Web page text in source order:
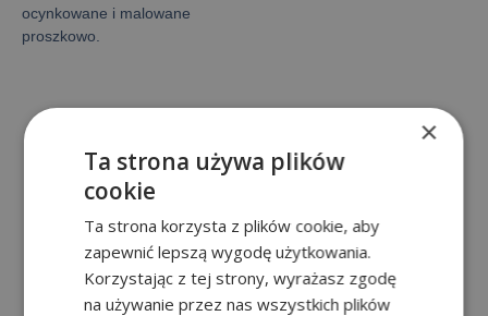
ocynkowane i malowane
proszkowo.
Jesteś zainteresowany naszą
ofertą? Zadzwoń!
+48 788 571 729
×
Ta strona używa plików
cookie
Ta strona korzysta z plików cookie, aby
zapewnić lepszą wygodę użytkowania.
Korzystając z tej strony, wyrażasz zgodę
na używanie przez nas wszystkich plików